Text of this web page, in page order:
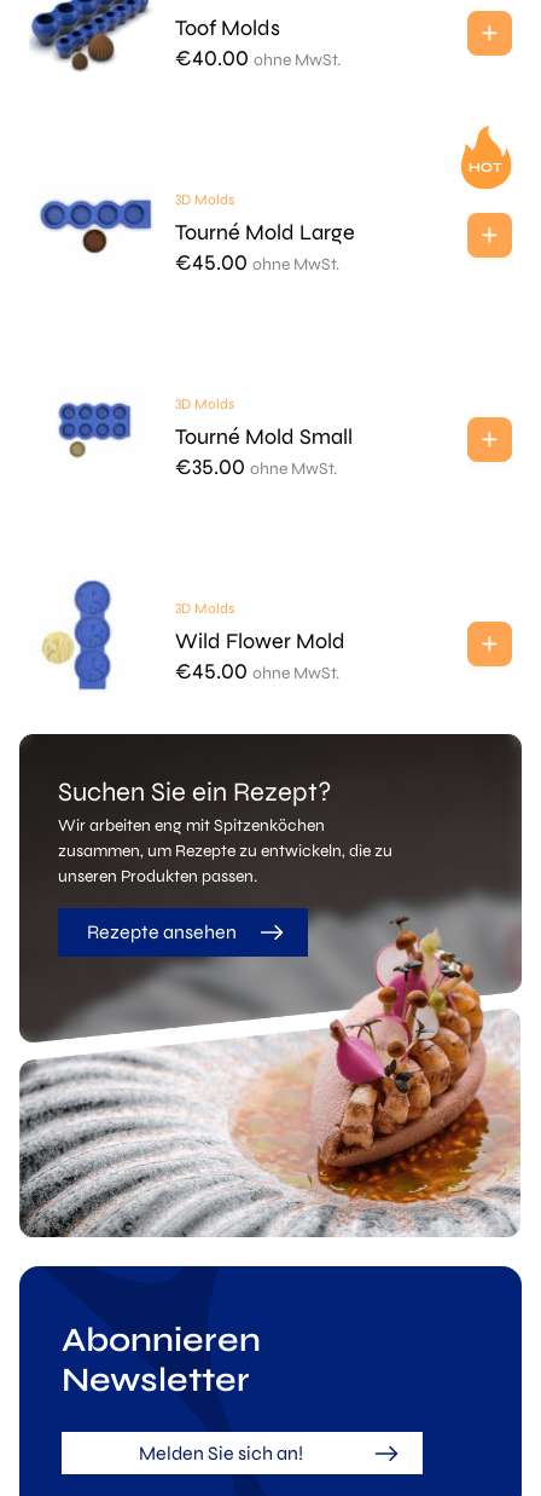
Toof Molds
€40.00 ohne MwSt.
3D Molds
Tourné Mold Large
€45.00 ohne MwSt.
3D Molds
Tourné Mold Small
€35.00 ohne MwSt.
3D Molds
Wild Flower Mold
€45.00 ohne MwSt.
Suchen Sie ein Rezept?
Wir arbeiten eng mit Spitzenköchen
zusammen, um Rezepte zu entwickeln, die zu
unseren Produkten passen.
Rezepte ansehen
Abonnieren
Newsletter
Melden Sie sich an!